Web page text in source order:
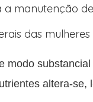
manutenção
das
modo
altera-